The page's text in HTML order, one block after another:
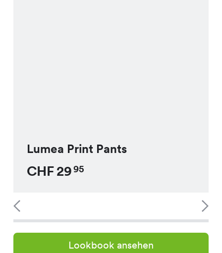
Lumea Print Pants
CHF2995
Lookbook ansehen